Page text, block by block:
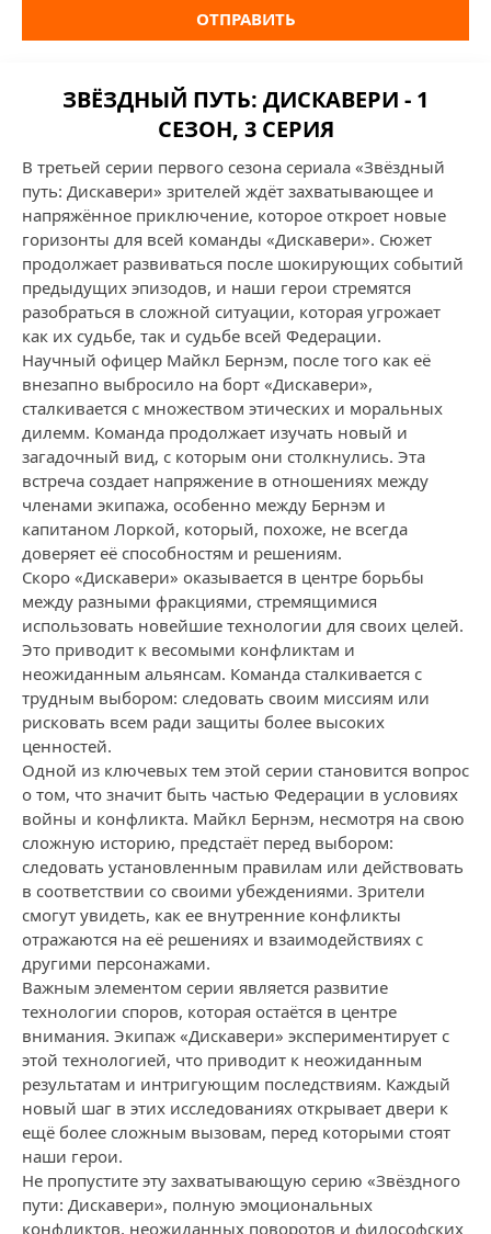
ОТПРАВИТЬ
ЗВЁЗДНЫЙ ПУТЬ: ДИСКАВЕРИ - 1
СЕЗОН, 3 СЕРИЯ
В третьей серии первого сезона сериала «Звёздный
путь: Дискавери» зрителей ждёт захватывающее и
напряжённое приключение, которое откроет новые
горизонты для всей команды «Дискавери». Сюжет
продолжает развиваться после шокирующих событий
предыдущих эпизодов, и наши герои стремятся
разобраться в сложной ситуации, которая угрожает
как их судьбе, так и судьбе всей Федерации.
Научный офицер Майкл Бернэм, после того как её
внезапно выбросило на борт «Дискавери»,
сталкивается с множеством этических и моральных
дилемм. Команда продолжает изучать новый и
загадочный вид, с которым они столкнулись. Эта
встреча создает напряжение в отношениях между
членами экипажа, особенно между Бернэм и
капитаном Лоркой, который, похоже, не всегда
доверяет её способностям и решениям.
Скоро «Дискавери» оказывается в центре борьбы
между разными фракциями, стремящимися
использовать новейшие технологии для своих целей.
Это приводит к весомыми конфликтам и
неожиданным альянсам. Команда сталкивается с
трудным выбором: следовать своим миссиям или
рисковать всем ради защиты более высоких
ценностей.
Одной из ключевых тем этой серии становится вопрос
о том, что значит быть частью Федерации в условиях
войны и конфликта. Майкл Бернэм, несмотря на свою
сложную историю, предстаёт перед выбором:
следовать установленным правилам или действовать
в соответствии со своими убеждениями. Зрители
смогут увидеть, как ее внутренние конфликты
отражаются на её решениях и взаимодействиях с
другими персонажами.
Важным элементом серии является развитие
технологии споров, которая остаётся в центре
внимания. Экипаж «Дискавери» экспериментирует с
этой технологией, что приводит к неожиданным
результатам и интригующим последствиям. Каждый
новый шаг в этих исследованиях открывает двери к
ещё более сложным вызовам, перед которыми стоят
наши герои.
Не пропустите эту захватывающую серию «Звёздного
пути: Дискавери», полную эмоциональных
конфликтов, неожиданных поворотов и философских